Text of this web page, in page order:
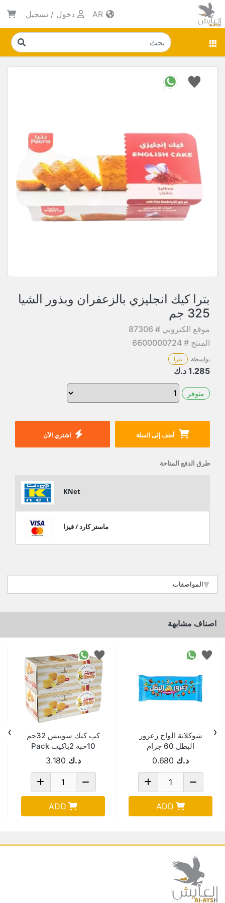
دخول / تسجيل
بترا كيك انجليزي بالزعفران وبذور الشيا
325 جم
موقع الكتروني # 87306
المنتج # 6600000724
بواسطة بترا
1.285 د.ك
متوفر
أضف إلى السلة اشتري الآن
طرق الدفع المتاحة
KNet
ماستر كارد / فيزا
المواصفات
اصناف مشابهة
شوكلاتة الواح زعرور
البطل 60 جرام
د.ك 0.680
ADD
كب كيك سويتس 32جم
10حبة 2باكيت Pack
Of 4د.ك 3.180
ADD
‹
›